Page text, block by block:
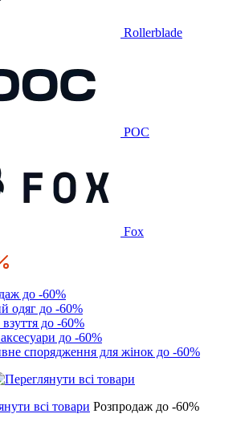
Rollerblade
POC
Fox
до -60%
одяг до -60%
до -60%
до -60%
спорядження для жінок до -60%
всі товари Розпродаж до -60%